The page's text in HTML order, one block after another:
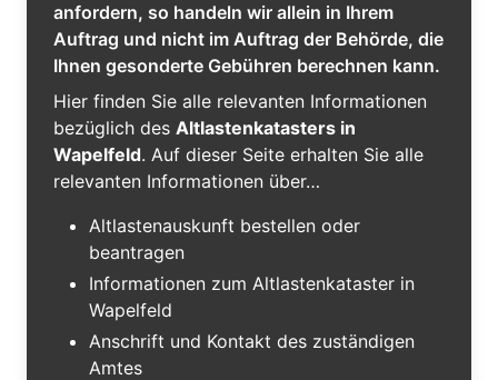
anfordern, so handeln wir allein in Ihrem
Auftrag und nicht im Auftrag der Behörde, die
Ihnen gesonderte Gebühren berechnen kann.
Hier finden Sie alle relevanten Informationen
bezüglich des Altlastenkatasters in
Wapelfeld. Auf dieser Seite erhalten Sie alle
relevanten Informationen über…
Altlastenauskunft bestellen oder
beantragen
Informationen zum Altlastenkataster in
Wapelfeld
Anschrift und Kontakt des zuständigen
Amtes